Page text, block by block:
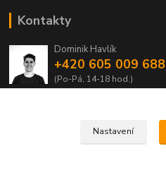
Kontakty
Dominik Havlík
+420 605 009 688
(Po-Pá, 14-18 hod.)
Nastavení